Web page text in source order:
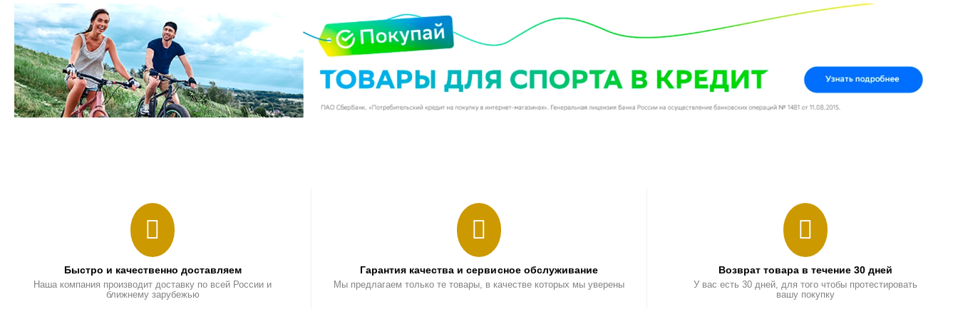
Быстро и качественно доставляем
Наша компания производит доставку по всей России и
ближнему зарубежью
Гарантия качества и сервисное обслуживание
Мы предлагаем только те товары, в качестве которых мы уверены
Возврат товара в течение 30 дней
У вас есть 30 дней, для того чтобы протестировать
вашу покупку